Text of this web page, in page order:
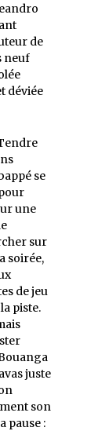
de
neuf
déviée
se
une
sur
soirée,
de jeu
piste.
juste
son
pause :